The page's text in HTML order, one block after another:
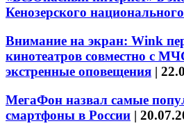
Кенозерского
Внимание на экран: Wink
кинотеатров совместно с
экстренные оповещения |
МегаФон назвал самые
смартфоны в России |